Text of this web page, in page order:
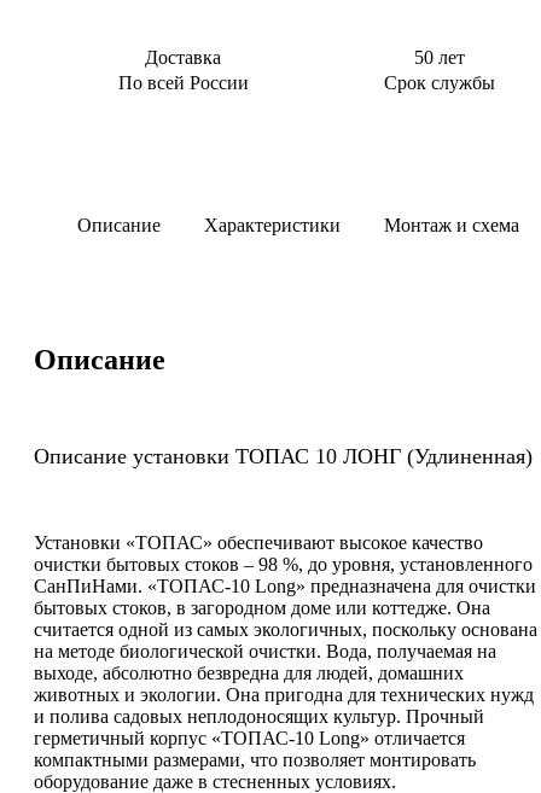
Доставка
По всей России
50 лет
Срок службы
Описание Характеристики Монтаж и схема
Описание
Описание установки ТОПАС 10 ЛОНГ (Удлиненная)
Установки «ТОПАС» обеспечивают высокое качество
очистки бытовых стоков – 98 %, до уровня, установленного
СанПиНами. «ТОПАС-10 Long» предназначена для очистки
бытовых стоков, в загородном доме или коттедже. Она
считается одной из самых экологичных, поскольку основана
на методе биологической очистки. Вода, получаемая на
выходе, абсолютно безвредна для людей, домашних
животных и экологии. Она пригодна для технических нужд
и полива садовых неплодоносящих культур. Прочный
герметичный корпус «ТОПАС-10 Long» отличается
компактными размерами, что позволяет монтировать
оборудование даже в стесненных условиях.